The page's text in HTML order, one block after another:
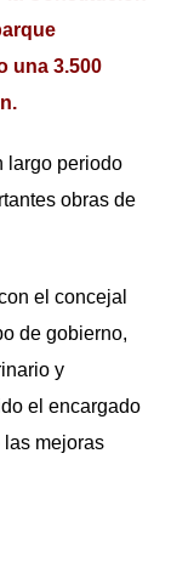
una 3.500
periodo
obras de
el concejal
de gobierno,
y
el encargado
las mejoras